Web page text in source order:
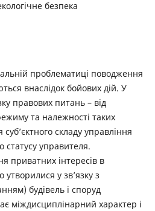
безпека
проблематиці поводження
внаслідок бойових дій. У
правових питань – від
та належності таких
складу управління
управителя.
приватних інтересів в
у зв’язку з
будівель і споруд
міждисциплінарний характер і